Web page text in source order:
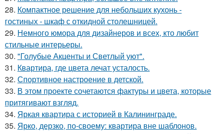
28. Компактное решение для небольших кухонь -
гостиных - шкаф с откидной столешницей.
29. Немного юмора для дизайнеров и всех, кто любит
стильные интерьеры.
30. "Голубые Акценты и Светлый уют".
31. Квартира, где цвета лечат усталость.
32. Спортивное настроение в детской.
33. В этом проекте сочетаются фактуры и цвета, которые
притягивают взгляд.
34. Яркая квартира с историей в Калининграде.
35. Ярко, дерзко, по-своему: квартира вне шаблонов.